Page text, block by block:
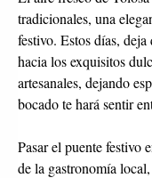
tradicionales, una
festivo. Estos días,
hacia los exquisitos
artesanales, dejando
bocado te hará sentir
Pasar el puente festivo
de la gastronomía